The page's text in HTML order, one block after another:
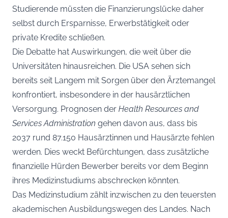
Studierende müssten die Finanzierungslücke daher
selbst durch Ersparnisse, Erwerbstätigkeit oder
private Kredite schließen.
Die Debatte hat Auswirkungen, die weit über die
Universitäten hinausreichen. Die USA sehen sich
bereits seit Langem mit Sorgen über den Ärztemangel
konfrontiert, insbesondere in der hausärztlichen
Versorgung. Prognosen der Health Resources and
Services Administration gehen davon aus, dass bis
2037 rund 87.150 Hausärztinnen und Hausärzte fehlen
werden. Dies weckt Befürchtungen, dass zusätzliche
finanzielle Hürden Bewerber bereits vor dem Beginn
ihres Medizinstudiums abschrecken könnten.
Das Medizinstudium zählt inzwischen zu den teuersten
akademischen Ausbildungswegen des Landes. Nach